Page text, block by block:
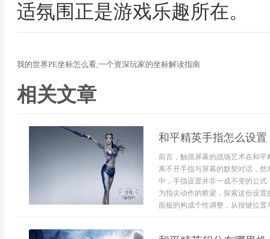
适氛围正是游戏乐趣所在。
我的世界PE坐标怎么看,一个资深玩家的坐标解读指南
相关文章
和平精英手指怎么设
前言，触摸屏幕的战场艺术在和
离不开手指与屏幕的默契对话，
中，手指设置并非一成不变的公
为指尖动作的桥梁，探索这份设
面板的构成个性调整，从按键位置